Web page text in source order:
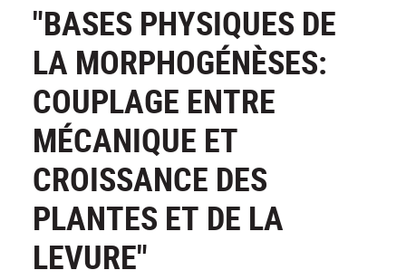
"BASES PHYSIQUES DE
LA MORPHOGÉNÈSES:
COUPLAGE ENTRE
MÉCANIQUE ET
CROISSANCE DES
PLANTES ET DE LA
LEVURE"